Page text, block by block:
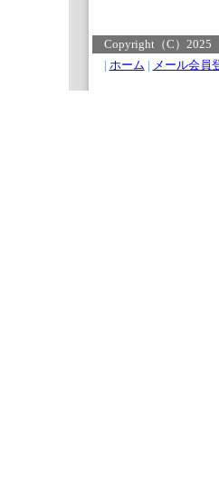
Copyright（C）2025
| ホーム | メール会員